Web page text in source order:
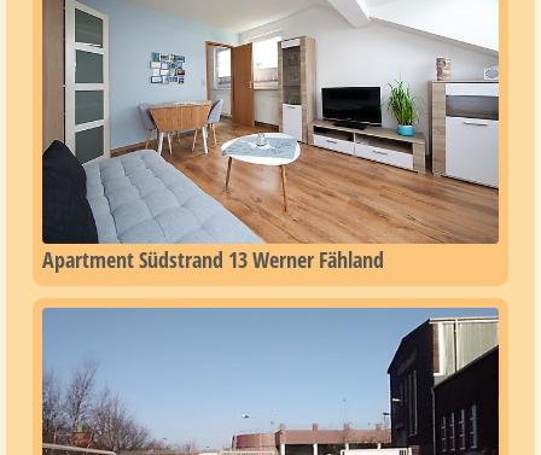
Apartment Südstrand 13 Werner Fähland